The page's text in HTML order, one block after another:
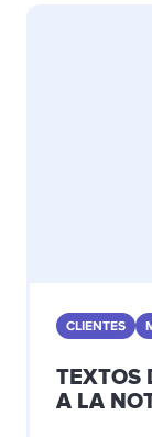
CLIENTES
TEXTOS
A LA